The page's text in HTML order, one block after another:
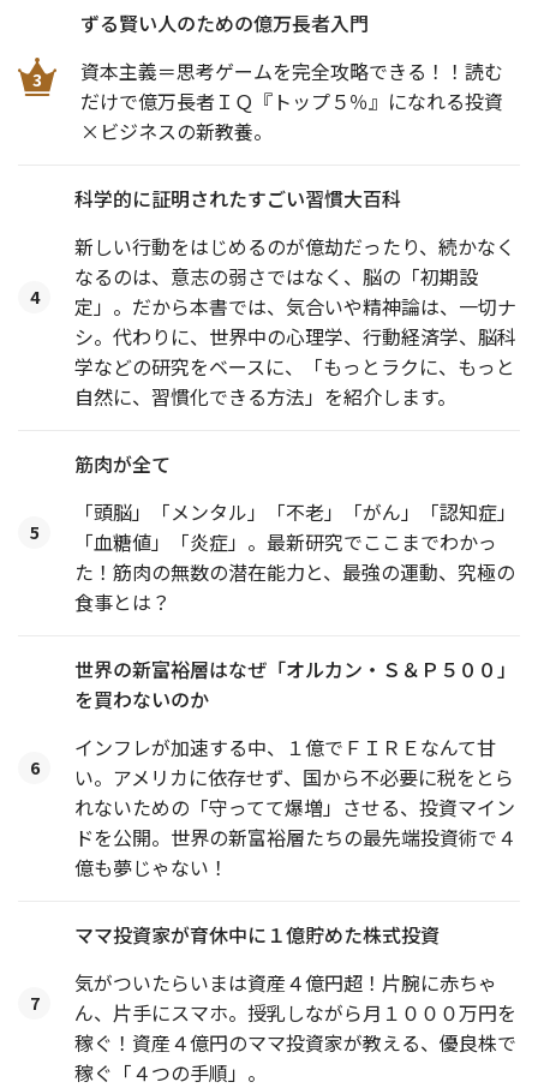
3
ずる賢い人のための億万長者入門
資本主義＝思考ゲームを完全攻略できる！！読む
だけで億万長者ＩＱ『トップ５％』になれる投資
×ビジネスの新教養。
4
科学的に証明されたすごい習慣大百科
新しい行動をはじめるのが億劫だったり、続かなく
なるのは、意志の弱さではなく、脳の「初期設
定」。だから本書では、気合いや精神論は、一切ナ
シ。代わりに、世界中の心理学、行動経済学、脳科
学などの研究をベースに、「もっとラクに、もっと
自然に、習慣化できる方法」を紹介します。
5
筋肉が全て
「頭脳」「メンタル」「不老」「がん」「認知症」
「血糖値」「炎症」。最新研究でここまでわかっ
た！筋肉の無数の潜在能力と、最強の運動、究極の
食事とは？
6
世界の新富裕層はなぜ「オルカン・Ｓ＆Ｐ５００」
を買わないのか
インフレが加速する中、１億でＦＩＲＥなんて甘
い。アメリカに依存せず、国から不必要に税をとら
れないための「守ってて爆増」させる、投資マイン
ドを公開。世界の新富裕層たちの最先端投資術で４
億も夢じゃない！
7
ママ投資家が育休中に１億貯めた株式投資
気がついたらいまは資産４億円超！片腕に赤ちゃ
ん、片手にスマホ。授乳しながら月１０００万円を
稼ぐ！資産４億円のママ投資家が教える、優良株で
稼ぐ「４つの手順」。